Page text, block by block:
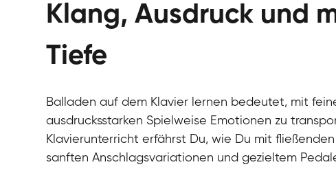
Klang, Ausdruck und
Tiefe
Balladen auf dem Klavier lernen bedeutet, mit
ausdrucksstarken Spielweise Emotionen zu
Klavierunterricht erfährst Du, wie Du mit
sanften Anschlagsvariationen und gezieltem